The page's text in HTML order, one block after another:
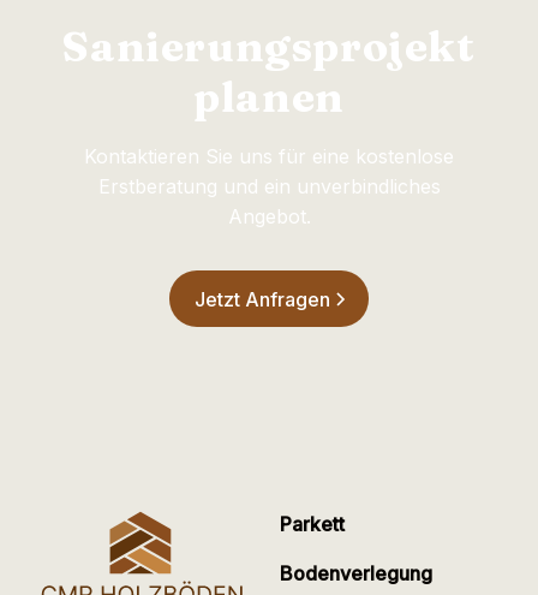
Sanierungsprojekt
planen
Kontaktieren Sie uns für eine kostenlose
Erstberatung und ein unverbindliches
Angebot.
Jetzt Anfragen
Parkett
Bodenverlegung